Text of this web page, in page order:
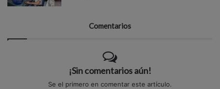
Comentarios
¡Sin comentarios aún!
Se el primero en comentar este artículo.